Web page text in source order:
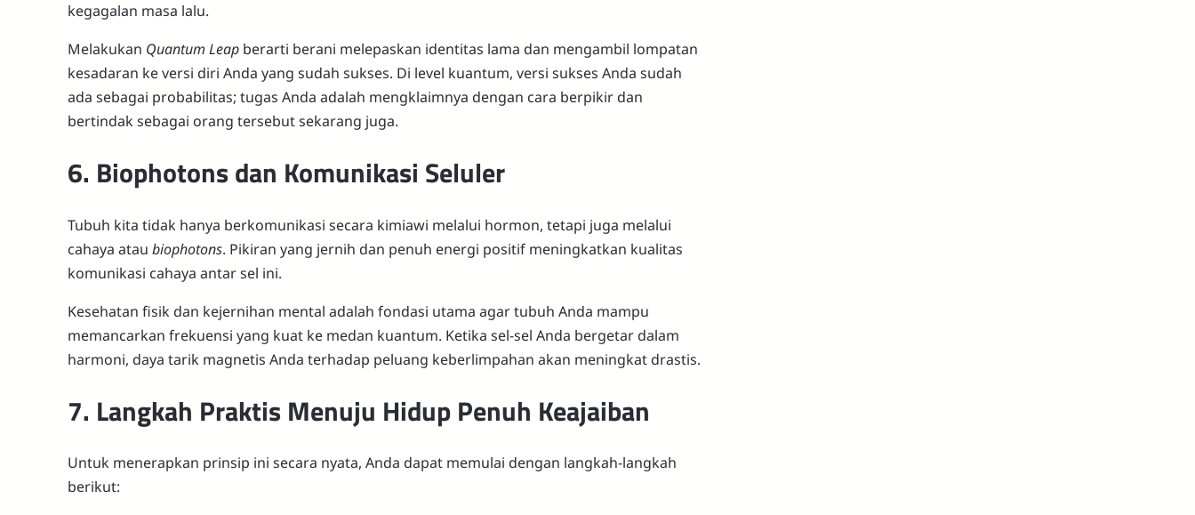
kegagalan masa lalu.
Melakukan Quantum Leap berarti berani melepaskan identitas lama dan mengambil lompatan
kesadaran ke versi diri Anda yang sudah sukses. Di level kuantum, versi sukses Anda sudah
ada sebagai probabilitas; tugas Anda adalah mengklaimnya dengan cara berpikir dan
bertindak sebagai orang tersebut sekarang juga.
6. Biophotons dan Komunikasi Seluler
Tubuh kita tidak hanya berkomunikasi secara kimiawi melalui hormon, tetapi juga melalui
cahaya atau biophotons. Pikiran yang jernih dan penuh energi positif meningkatkan kualitas
komunikasi cahaya antar sel ini.
Kesehatan fisik dan kejernihan mental adalah fondasi utama agar tubuh Anda mampu
memancarkan frekuensi yang kuat ke medan kuantum. Ketika sel-sel Anda bergetar dalam
harmoni, daya tarik magnetis Anda terhadap peluang keberlimpahan akan meningkat drastis.
7. Langkah Praktis Menuju Hidup Penuh Keajaiban
Untuk menerapkan prinsip ini secara nyata, Anda dapat memulai dengan langkah-langkah
berikut: